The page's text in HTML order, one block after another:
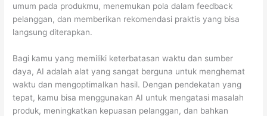
umum pada produkmu, menemukan pola dalam feedback
pelanggan, dan memberikan rekomendasi praktis yang bisa
langsung diterapkan.
Bagi kamu yang memiliki keterbatasan waktu dan sumber
daya, AI adalah alat yang sangat berguna untuk menghemat
waktu dan mengoptimalkan hasil. Dengan pendekatan yang
tepat, kamu bisa menggunakan AI untuk mengatasi masalah
produk, meningkatkan kepuasan pelanggan, dan bahkan